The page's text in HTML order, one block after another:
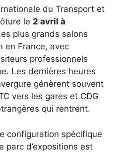
du Transport et
le 2 avril à
plus grands salons
en France, avec
professionnels
Les dernières heures
génèrent souvent
vers les gares et CDG
qui rentrent.
configuration spécifique
parc d’expositions est